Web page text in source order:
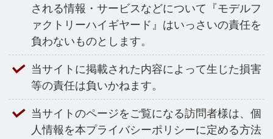
される情報・サービスなどについて『モデルフ
ァクトリーハイギヤード』はいっさいの責任を
負わないものとします。
当サイトに掲載された内容によって生じた損害
等の責任は負いかねます。
当サイトのページをご覧になる訪問者様は、個
人情報を本プライバシーポリシーに定める方法